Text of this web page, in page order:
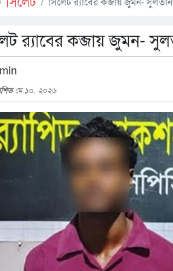
র‌্যাবের কব্জায় জুমন-
মে ১০, ২০২৬